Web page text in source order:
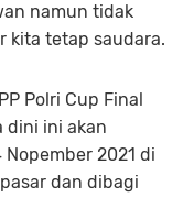
namun tidak
kita tetap saudara.
Polri Cup Final
dini ini akan
2021 di
dan dibagi